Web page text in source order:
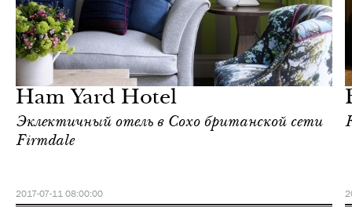
Ham Yard Hotel
Эклектичный отель в Сохо британской сети
Firmdale
2017-07-11 08:00:00